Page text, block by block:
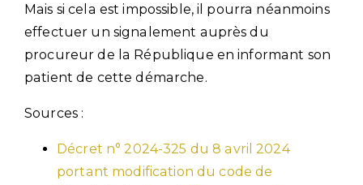
Mais si cela est impossible, il pourra néanmoins
effectuer un signalement auprès du
procureur de la République en informant son
patient de cette démarche.
Sources :
Décret n° 2024-325 du 8 avril 2024
portant modification du code de